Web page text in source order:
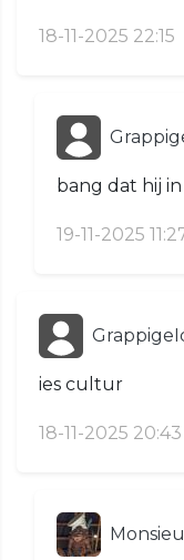
18-11-2025 22:15
bang dat hij
19-11-2025
ies cultur
18-11-2025 20:43